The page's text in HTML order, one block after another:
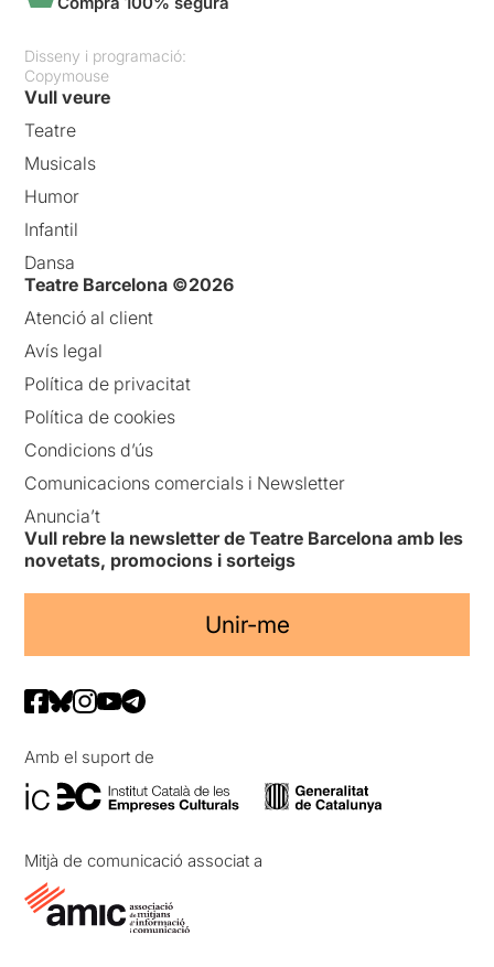
Disseny i programació:
Copymouse
Vull veure
Teatre
Musicals
Humor
Infantil
Dansa
Teatre Barcelona ©2026
Atenció al client
Avís legal
Política de privacitat
Política de cookies
Condicions d’ús
Comunicacions comercials i Newsletter
Anuncia’t
Vull rebre la newsletter de Teatre Barcelona amb les
novetats, promocions i sorteigs
Unir-me
Amb el suport de
Mitjà de comunicació associat a